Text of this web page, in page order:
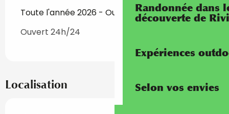
Randonnée dans
découverte de
Expériences
Selon vos envies
Toute l'année 2026 - Ouvert tous les jours
Ouvert 24h/24
Localisation